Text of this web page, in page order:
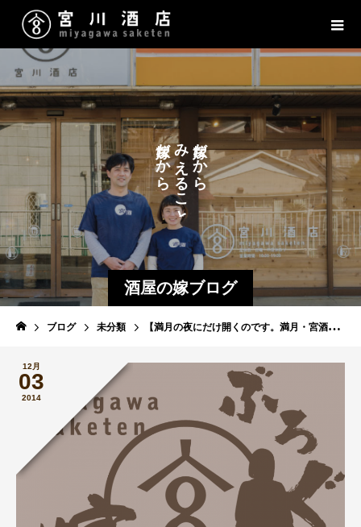
酒屋の嫁ブログ
だ
か
ら
み
え
る
こ
と
だ
か
ら
た
の
し
ブログ 未分類 【満月の夜にだけ開くのです。満月・宮酒ワインバー】今年最後１２月６日（土）です！
12月
03
2014